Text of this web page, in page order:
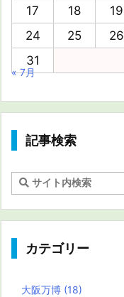
17
18 19
24
25 26
31
« 7月
記事検索
カテゴリー
大阪万博 (18)